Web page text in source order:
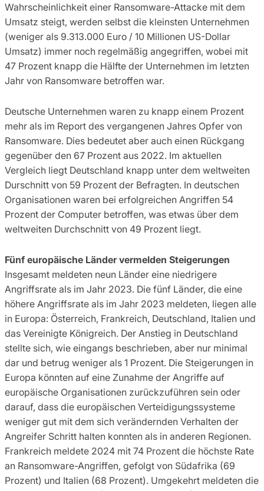
Wahrscheinlichkeit einer Ransomware-Attacke mit dem
Umsatz steigt, werden selbst die kleinsten Unternehmen
(weniger als 9.313.000 Euro / 10 Millionen US-Dollar
Umsatz) immer noch regelmäßig angegriffen, wobei mit
47 Prozent knapp die Hälfte der Unternehmen im letzten
Jahr von Ransomware betroffen war.
Deutsche Unternehmen waren zu knapp einem Prozent
mehr als im Report des vergangenen Jahres Opfer von
Ransomware. Dies bedeutet aber auch einen Rückgang
gegenüber den 67 Prozent aus 2022. Im aktuellen
Vergleich liegt Deutschland knapp unter dem weltweiten
Durschnitt von 59 Prozent der Befragten. In deutschen
Organisationen waren bei erfolgreichen Angriffen 54
Prozent der Computer betroffen, was etwas über dem
weltweiten Durchschnitt von 49 Prozent liegt.
Fünf europäische Länder vermelden Steigerungen
Insgesamt meldeten neun Länder eine niedrigere
Angriffsrate als im Jahr 2023. Die fünf Länder, die eine
höhere Angriffsrate als im Jahr 2023 meldeten, liegen alle
in Europa: Österreich, Frankreich, Deutschland, Italien und
das Vereinigte Königreich. Der Anstieg in Deutschland
stellte sich, wie eingangs beschrieben, aber nur minimal
dar und betrug weniger als 1 Prozent. Die Steigerungen in
Europa könnten auf eine Zunahme der Angriffe auf
europäische Organisationen zurückzuführen sein oder
darauf, dass die europäischen Verteidigungssysteme
weniger gut mit dem sich verändernden Verhalten der
Angreifer Schritt halten konnten als in anderen Regionen.
Frankreich meldete 2024 mit 74 Prozent die höchste Rate
an Ransomware-Angriffen, gefolgt von Südafrika (69
Prozent) und Italien (68 Prozent). Umgekehrt meldeten die